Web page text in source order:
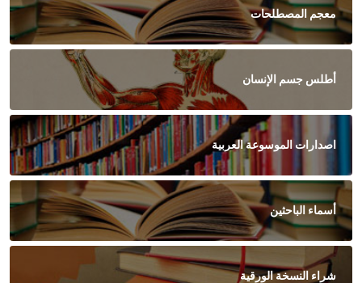
معجم المصطلحات
أطلس جسم الإنسان
اصدارات الموسوعة العربية
أسماء الباحثين
شراء النسخة الورقية